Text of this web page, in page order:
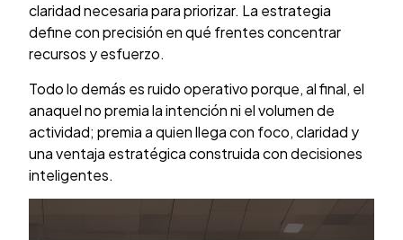
claridad necesaria para priorizar. La estrategia
define con precisión en qué frentes concentrar
recursos y esfuerzo.
Todo lo demás es ruido operativo porque, al final, el
anaquel no premia la intención ni el volumen de
actividad; premia a quien llega con foco, claridad y
una ventaja estratégica construida con decisiones
inteligentes.